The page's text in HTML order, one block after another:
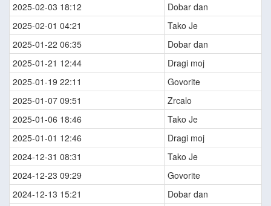
2025-02-03 18:12
Dobar dan
2025-02-01 04:21
Tako Je
2025-01-22 06:35
Dobar dan
2025-01-21 12:44
Dragi moj
2025-01-19 22:11
Govorite
2025-01-07 09:51
Zrcalo
2025-01-06 18:46
Tako Je
2025-01-01 12:46
Dragi moj
2024-12-31 08:31
Tako Je
2024-12-23 09:29
Govorite
2024-12-13 15:21
Dobar dan